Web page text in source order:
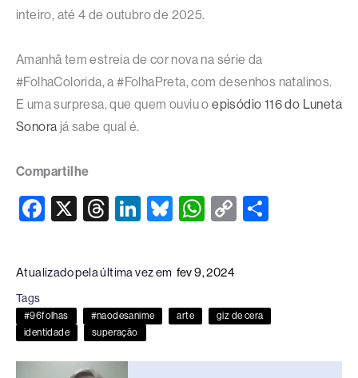
inteiro, até 4 de outubro de 2025.
Amanhã tem estreia de cor nova na série da
#FolhaColorida, a #FolhaPreta, com desenhos natalinos.
E uma surpresa, que quem ouviu oepisódio 116 do Luneta
Sonora já sabe qual é.
Compartilhe
F
c
e
b
o
o
X
T
e
a
d
s
Li
e
dI
n
Bl
e
sk
y
W
at
s
A
p
C
Li
k
Atualizado pela última vez em fev 9, 2024
Tags
#96folhas #naodesanime arte
giz de cera
identidade
superação